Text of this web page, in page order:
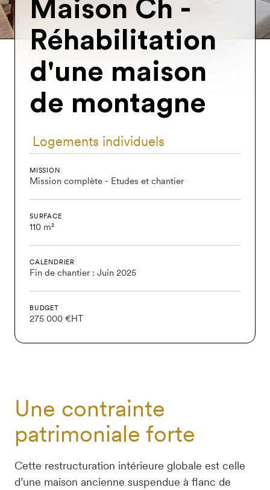
Maison Ch -
Réhabilitation
d'une maison
de montagne
Logements individuels
MISSION
Mission complète - Etudes et chantier
SURFACE
110 m²
CALENDRIER
Fin de chantier : Juin 2025
BUDGET
275 000 €HT
Une contrainte
patrimoniale forte
Cette restructuration intérieure globale est celle
d’une maison ancienne suspendue à flanc de